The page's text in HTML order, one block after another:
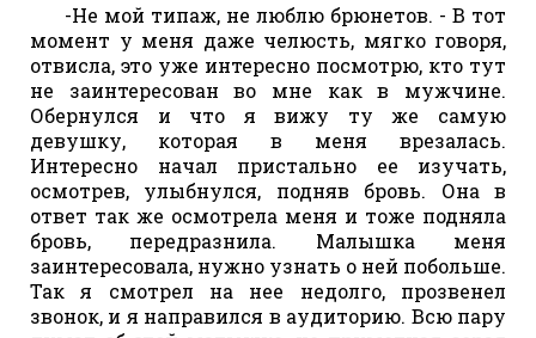
-Не мой типаж, не люблю брюнетов. - В тот
момент у меня даже челюсть, мягко говоря,
отвисла, это уже интересно посмотрю, кто тут
не заинтересован во мне как в мужчине.
Обернулся и что я вижу ту же самую
девушку, которая в меня врезалась.
Интересно начал пристально ее изучать,
осмотрев, улыбнулся, подняв бровь. Она в
ответ так же осмотрела меня и тоже подняла
бровь, передразнила. Малышка меня
заинтересовала, нужно узнать о ней побольше.
Так я смотрел на нее недолго, прозвенел
звонок, и я направился в аудиторию. Всю пару